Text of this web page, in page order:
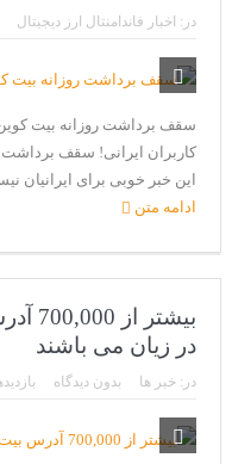
در: اخبار فاندامنتال ارز دیجیتال
این خبر خوبی برای ایرانیان
ادامه متن
در زیان می باشند
در: خبر ها بدون دیدگاه بازدیدها: 1,816